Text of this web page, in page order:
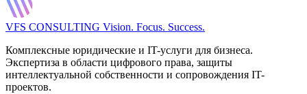
VFS CONSULTING Vision. Focus. Success.
Комплексные юридические и IT-услуги для бизнеса.
Экспертиза в области цифрового права, защиты
интеллектуальной собственности и сопровождения IT-
проектов.